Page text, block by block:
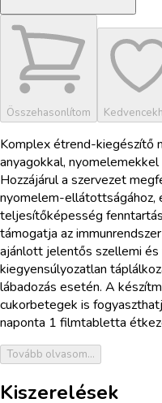
Összehasonlítom
Komplex étrend-kiegészítő
anyagokkal,
Hozzájárul a szervezet
nyomelem-ellátottságához,
teljesítőképesség
támogatja az
ajánlott jelentős szellemi
kiegyensúlyozatlan
lábadozás esetén. A
cukorbetegek is
naponta 1 filmtabletta
Tovább olvasom...
Kiszerelések